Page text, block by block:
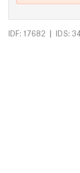
IDF: 17682 | IDS: